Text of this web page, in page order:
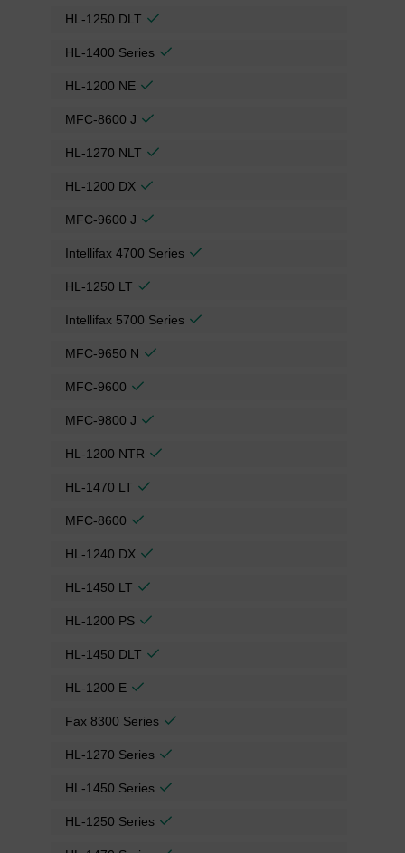
HL-1250 DLT
HL-1400 Series
HL-1200 NE
MFC-8600 J
HL-1270 NLT
HL-1200 DX
MFC-9600 J
Intellifax 4700 Series
HL-1250 LT
Intellifax 5700 Series
MFC-9650 N
MFC-9600
MFC-9800 J
HL-1200 NTR
HL-1470 LT
MFC-8600
HL-1240 DX
HL-1450 LT
HL-1200 PS
HL-1450 DLT
HL-1200 E
Fax 8300 Series
HL-1270 Series
HL-1450 Series
HL-1250 Series